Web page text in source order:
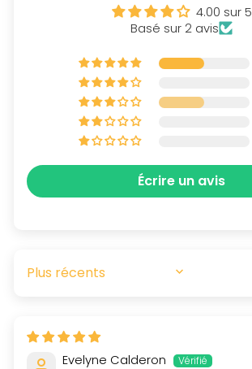
4.00 sur 5
Basé sur 2 avis
Écrire un avis
SORT BY
Evelyne Calderon